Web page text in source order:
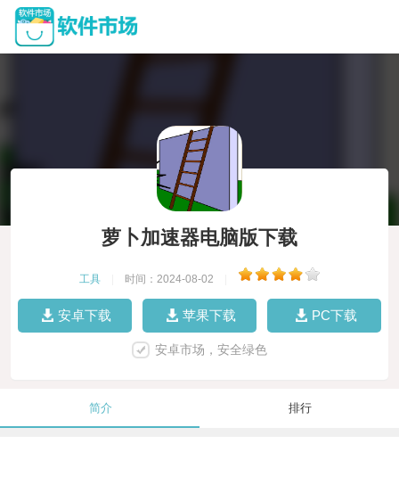
萝卜加速器电脑版下载
工具 时间：2024-08-02
安卓下载 苹果下载 PC下载
安卓市场，安全绿色
简介 排行